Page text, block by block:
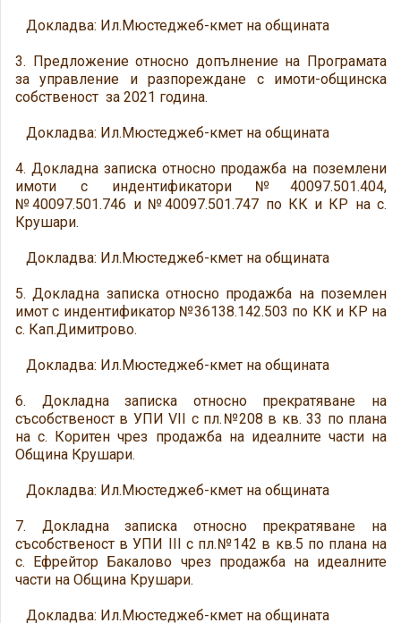
Докладва: Ил.Мюстеджеб-кмет на общината
3. Предложение относно допълнение на Програмата
за управление и разпореждане с имоти-общинска
собственост за 2021 година.
Докладва: Ил.Мюстеджеб-кмет на общината
4. Докладна записка относно продажба на поземлени
имоти с индентификатори №40097.501.404,
№40097.501.746 и №40097.501.747 по КК и КР на с.
Крушари.
Докладва: Ил.Мюстеджеб-кмет на общината
5. Докладна записка относно продажба на поземлен
имот с индентификатор №36138.142.503 по КК и КР на
с. Кап.Димитрово.
Докладва: Ил.Мюстеджеб-кмет на общината
6. Докладна записка относно прекратяване на
съсобственост в УПИ VII с пл.№208 в кв. 33 по плана
на с. Коритен чрез продажба на идеалните части на
Община Крушари.
Докладва: Ил.Мюстеджеб-кмет на общината
7. Докладна записка относно прекратяване на
съсобственост в УПИ III с пл.№142 в кв.5 по плана на
с. Ефрейтор Бакалово чрез продажба на идеалните
части на Община Крушари.
Докладва: Ил.Мюстеджеб-кмет на общината